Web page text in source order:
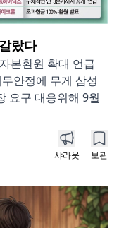
랐다
본환원 확대 언급
안정에 무게 삼성
요구 대응위해 9월
샤라웃 보관